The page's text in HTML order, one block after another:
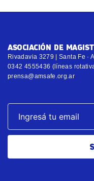
ASOCIACIÓN DE
Rivadavia 3279 | Santa Fe ·
0342 4555436 (líneas
prensa@amsafe.org.ar